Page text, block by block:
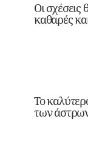
Οι σχέσεις
καθαρές
Το
των